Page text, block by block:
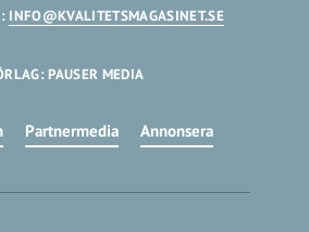
INFO@KVALITETSMAGASINET.SE
PAUSER MEDIA
Partnermedia Annonsera